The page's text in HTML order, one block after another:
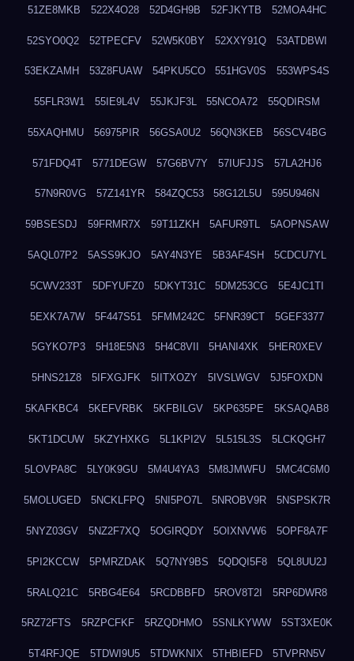
51ZE8MKB 522X4O28 52D4GH9B 52FJKYTB 52MOA4HC
52SYO0Q2 52TPECFV 52W5K0BY 52XXY91Q 53ATDBWI
53EKZAMH 53Z8FUAW 54PKU5CO 551HGV0S 553WPS4S
55FLR3W1 55IE9L4V 55JKJF3L 55NCOA72 55QDIRSM
55XAQHMU 56975PIR 56GSA0U2 56QN3KEB 56SCV4BG
571FDQ4T 5771DEGW 57G6BV7Y 57IUFJJS 57LA2HJ6
57N9R0VG 57Z141YR 584ZQC53 58G12L5U 595U946N
59BSESDJ 59FRMR7X 59T11ZKH 5AFUR9TL 5AOPNSAW
5AQL07P2 5ASS9KJO 5AY4N3YE 5B3AF4SH 5CDCU7YL
5CWV233T 5DFYUFZ0 5DKYT31C 5DM253CG 5E4JC1TI
5EXK7A7W 5F447S51 5FMM242C 5FNR39CT 5GEF3377
5GYKO7P3 5H18E5N3 5H4C8VII 5HANI4XK 5HER0XEV
5HNS21Z8 5IFXGJFK 5IITXOZY 5IVSLWGV 5J5FOXDN
5KAFKBC4 5KEFVRBK 5KFBILGV 5KP635PE 5KSAQAB8
5KT1DCUW 5KZYHXKG 5L1KPI2V 5L515L3S 5LCKQGH7
5LOVPA8C 5LY0K9GU 5M4U4YA3 5M8JMWFU 5MC4C6M0
5MOLUGED 5NCKLFPQ 5NI5PO7L 5NROBV9R 5NSPSK7R
5NYZ03GV 5NZ2F7XQ 5OGIRQDY 5OIXNVW6 5OPF8A7F
5PI2KCCW 5PMRZDAK 5Q7NY9BS 5QDQI5F8 5QL8UU2J
5RALQ21C 5RBG4E64 5RCDBBFD 5ROV8T2I 5RP6DWR8
5RZ72FTS 5RZPCFKF 5RZQDHMO 5SNLKYWW 5ST3XE0K
5T4RFJQE 5TDWI9U5 5TDWKNIX 5THBIEFD 5TVPRN5V